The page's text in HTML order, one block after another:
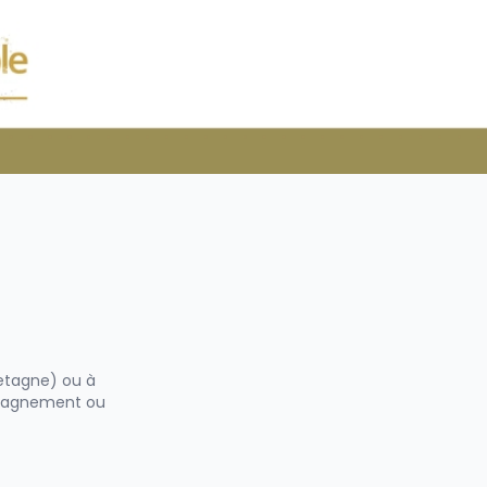
ou à
ou